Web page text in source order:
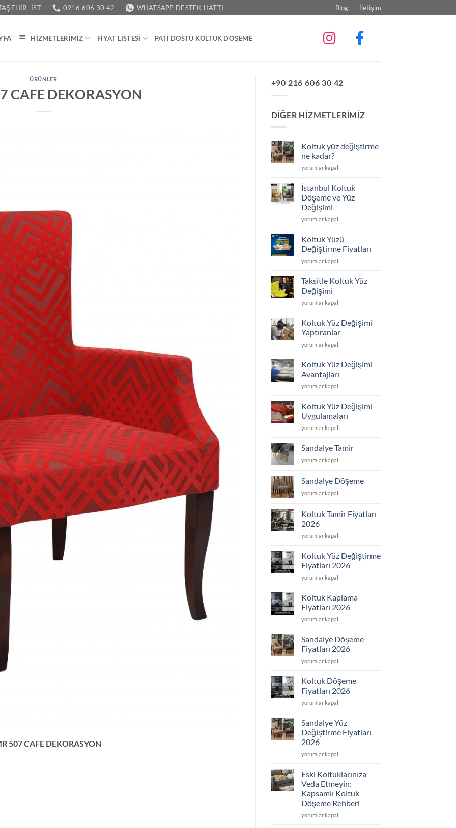
-İST 0216 606 30 42 WHATSAPP DESTEK HATTI Blog İletişim
HIZMETLERIMIZ FIYAT LISTESI PATI DOSTU KOLTUK DÖŞEME
ÜRÜNLER
CAFE DEKORASYON
507 CAFE DEKORASYON
+90 216 606 30 42
DIĞER HIZMETLERIMIZ
Koltuk yüz değiştirme
ne kadar?
Koltuk
değiştirme
kadar?
için
yorumlar kapalı
İstanbul Koltuk
Döşeme ve Yüz
Değişimi
İstanbul
Döşeme
Yüz
Değişimi
yorumlar kapalı
Koltuk Yüzü
Değiştirme Fiyatları
Koltuk
Değiştirme
Fiyatları
için
yorumlar kapalı
Taksitle Koltuk Yüz
Değişimi
Taksitle
Yüz
için
yorumlar kapalı
Koltuk Yüz Değişimi
Yaptıranlar
Koltuk
Değişimi
için
yorumlar kapalı
Koltuk Yüz Değişimi
Avantajları
Koltuk
Değişimi
için
yorumlar kapalı
Koltuk Yüz Değişimi
Uygulamaları
Koltuk
Değişimi
Uygulamaları
için
yorumlar kapalı
Sandalye Tamir
Sandalye
yorumlar kapalı
Sandalye Döşeme
Sandalye
yorumlar kapalı
Koltuk Tamir Fiyatları
2026
Koltuk
Fiyatları
için
yorumlar kapalı
Koltuk Yüz Değiştirme
Fiyatları 2026
Koltuk
Değiştirme
2026
için
yorumlar kapalı
Koltuk Kaplama
Fiyatları 2026
Koltuk
Fiyatları
için
yorumlar kapalı
Sandalye Döşeme
Fiyatları 2026
Sandalye
Fiyatları
için
yorumlar kapalı
Koltuk Döşeme
Fiyatları 2026
Koltuk
Fiyatları
2026
için
yorumlar kapalı
Sandalye Yüz
Değiştirme Fiyatları
2026
Sandalye
Değiştirme
2026
için
yorumlar kapalı
Eski Koltuklarınıza
Veda Etmeyin:
Kapsamlı Koltuk
Döşeme Rehberi
Eski
yorumlar kapalı